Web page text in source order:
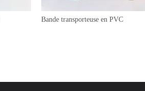
Bande transporteuse en PVC